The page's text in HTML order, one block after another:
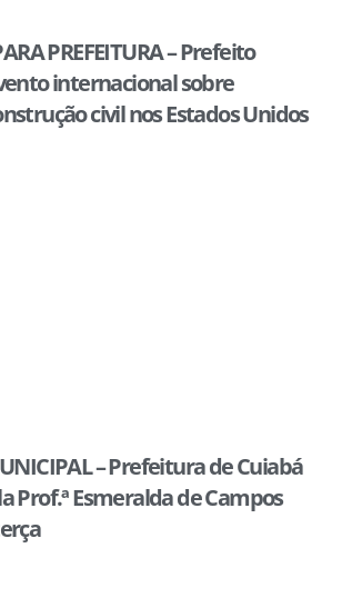
PREFEITURA – Prefeito
internacional sobre
civil nos Estados Unidos
– Prefeitura de Cuiabá
Prof.ª Esmeralda de Campos